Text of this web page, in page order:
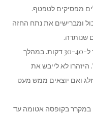
מפסיקים לטפטף.
ומברישים את נתח החזה
שנותרה.
+ מניחים את הנתח בתבנית ומכניסים לתנור ל-30-40 דקות. במהלך
לא לייבש את
אותה במזלג ואם יוצאים ממש מעט
במקרר בקופסה אטומה עד